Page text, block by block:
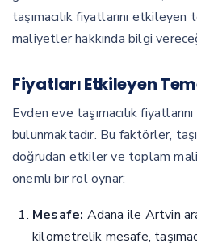
taşımacılık fiyatlarını
maliyetler hakkında bilgi
Fiyatları Etkileyen
Evden eve taşımacılık
bulunmaktadır. Bu faktörler,
doğrudan etkiler ve toplam
önemli bir rol oynar:
Mesafe: Adana ile Artvin
kilometrelik mesafe,